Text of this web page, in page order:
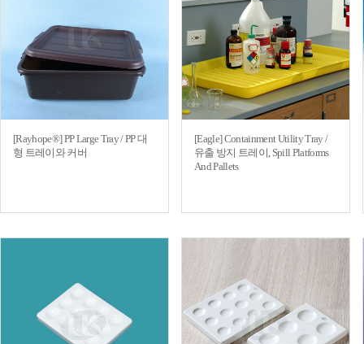
[Rayhope®] PP Large Tray / PP 대
형 트레이와 커버
[Eagle] Containment Utility Tray /
유출 방지 트레이, Spill Platforms
And Pallets